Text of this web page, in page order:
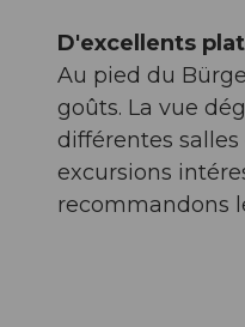
D'excellents
Au pied du
goûts. La vue
différentes
excursions
recommandons